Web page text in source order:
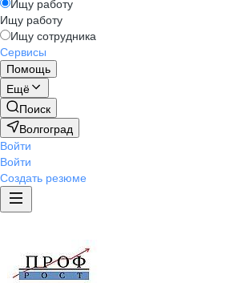
Ищу работу
Ищу работу
Ищу сотрудника
Сервисы
Помощь
Ещё
Поиск
Волгоград
Войти
Войти
Создать резюме